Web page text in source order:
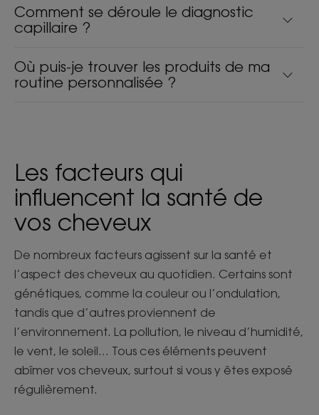
Comment se déroule le diagnostic
capillaire ?
Où puis-je trouver les produits de ma
routine personnalisée ?
Les facteurs qui
influencent la santé de
vos cheveux
De nombreux facteurs agissent sur la santé et
l’aspect des cheveux au quotidien. Certains sont
génétiques, comme la couleur ou l’ondulation,
tandis que d’autres proviennent de
l’environnement. La pollution, le niveau d’humidité,
le vent, le soleil... Tous ces éléments peuvent
abîmer vos cheveux, surtout si vous y êtes exposé
régulièrement.